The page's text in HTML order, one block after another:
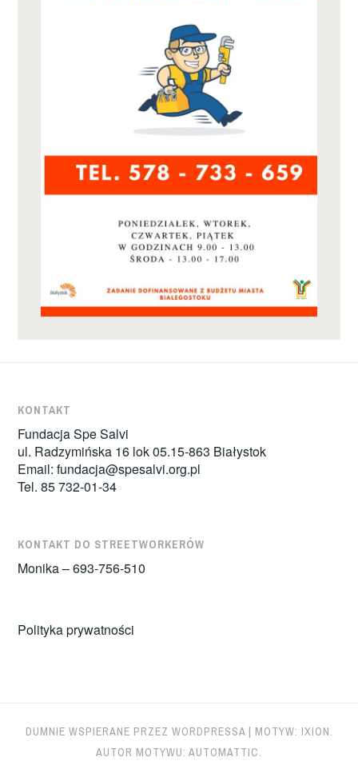
KONTAKT
Fundacja Spe Salvi
ul. Radzymińska 16 lok 05.15-863 Białystok
Email:fundacja@spesalvi.org.pl
Tel. 85 732-01-34
KONTAKT DO STREETWORKERÓW
Monika – 693-756-510
Polityka prywatności
DUMNIE WSPIERANE PRZEZ WORDPRESSA | MOTYW: IXION.
AUTOR MOTYWU: AUTOMATTIC.